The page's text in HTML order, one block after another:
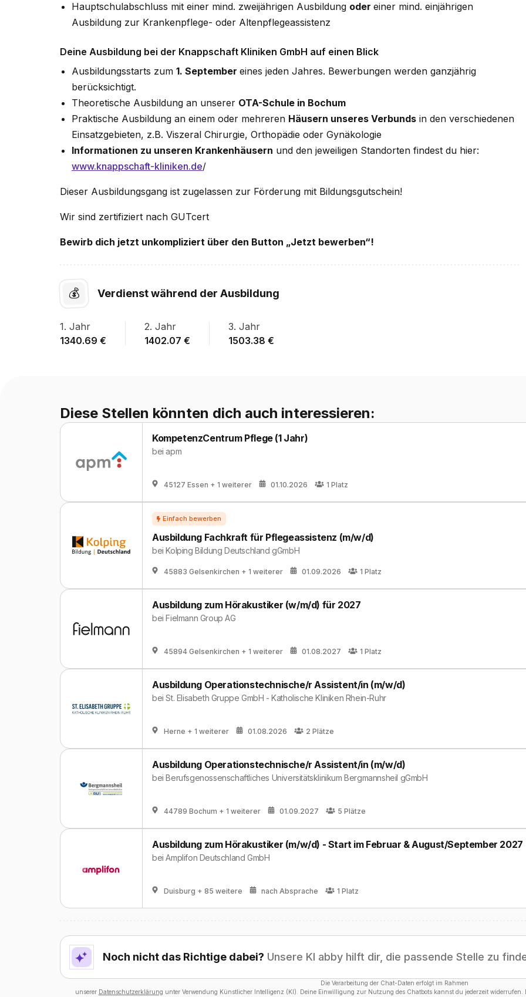
Hauptschulabschluss mit einer mind. zweijährigen Ausbildung oder einer mind. einjährigen
Ausbildung zur Krankenpflege- oder Altenpflegeassistenz
Deine Ausbildung bei der Knappschaft Kliniken GmbH auf einen Blick
Ausbildungsstarts zum 1. September eines jeden Jahres. Bewerbungen werden ganzjährig
berücksichtigt.
Theoretische Ausbildung an unserer OTA-Schule in Bochum
Praktische Ausbildung an einem oder mehreren Häusern unseres Verbunds in den verschiedenen
Einsatzgebieten, z.B. Viszeral Chirurgie, Orthopädie oder Gynäkologie
Informationen zu unseren Krankenhäusern und den jeweiligen Standorten findest du hier:
www.knappschaft-kliniken.de/
Dieser Ausbildungsgang ist zugelassen zur Förderung mit Bildungsgutschein!
Wir sind zertifiziert nach GUTcert
Bewirb dich jetzt unkompliziert über den Button „Jetzt bewerben“!
💰 Verdienst während der Ausbildung
1. Jahr
1340.69 €
2. Jahr
1402.07 €
3. Jahr
1503.38 €
Diese Stellen könnten dich auch interessieren:
KompetenzCentrum Pflege (1 Jahr)
beiapm
45127 Essen + 1 weiterer 01.10.2026 1 Platz
Ausbildung Fachkraft für Pflegeassistenz (m/w/d)
beiKolping Bildung Deutschland gGmbH
45883 Gelsenkirchen + 1 weiterer 01.09.2026 1 Platz
Ausbildung zum Hörakustiker (w/m/d) für 2027
beiFielmann Group AG
45894 Gelsenkirchen + 1 weiterer 01.08.2027 1 Platz
Ausbildung Operationstechnische/r Assistent/in (m/w/d)
beiSt. Elisabeth Gruppe GmbH - Katholische Kliniken Rhein-Ruhr
Herne + 1 weiterer 01.08.2026 2 Plätze
Ausbildung Operationstechnische/r Assistent/in (m/w/d)
beiBerufsgenossenschaftliches Universitätsklinikum Bergmannsheil gGmbH
44789 Bochum + 1 weiterer 01.09.2027 5 Plätze
Ausbildung zum Hörakustiker (m/w/d) - Start im Februar & August/September 2027
beiAmplifon Deutschland GmbH
Duisburg + 85 weitere nach Absprache 1 Platz
Noch nicht das Richtige dabei? Unsere KI abby hilft dir, die passende Stelle zu
Die Verarbeitung der Chat-Daten erfolgt im Rahmen
unserer Datenschutzerklärung unter Verwendung Künstlicher Intelligenz (KI). Deine Einwilligung zur Nutzung des Chatbots kannst du jederzeit